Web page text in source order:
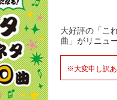
大好評の「こ
曲」がリニュ
※大変申し訳あ